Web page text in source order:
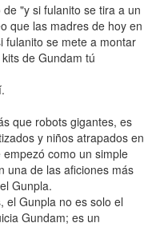
"y si fulanito se tira a un
que las madres de hoy en
fulanito se mete a montar
de Gundam tú
que robots gigantes, es
y niños atrapados en
como un simple
una de las aficiones más
Gunpla.
el Gunpla no es solo el
Gundam; es un